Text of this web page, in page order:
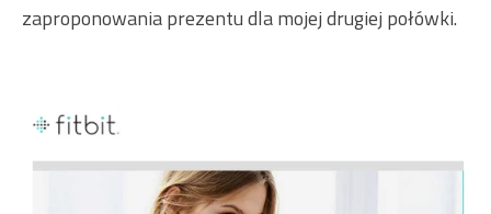
zaproponowania prezentu dla mojej drugiej połówki.